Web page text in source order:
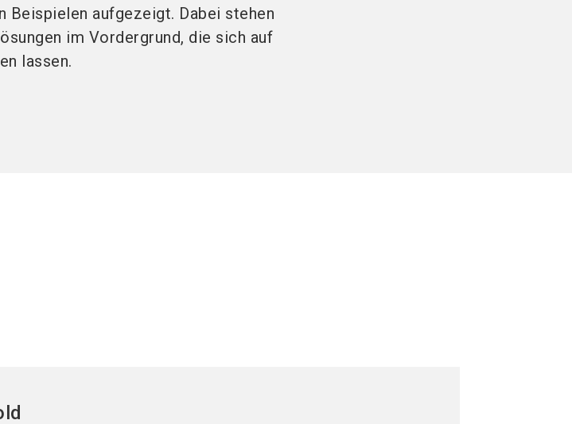
Beispielen aufgezeigt. Dabei stehen
im Vordergrund, die sich auf
lassen.